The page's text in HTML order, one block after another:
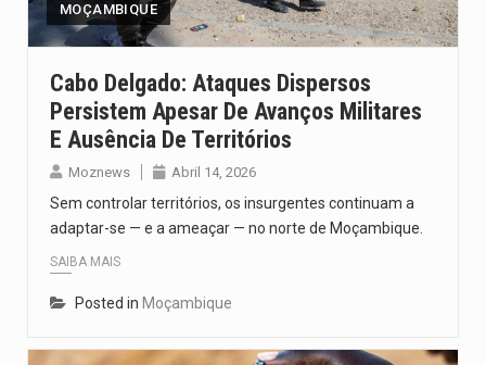
MOÇAMBIQUE
Cabo Delgado: Ataques Dispersos
Persistem Apesar De Avanços Militares
E Ausência De Territórios
Moznews Abril 14, 2026
Sem controlar territórios, os insurgentes continuam a
adaptar-se — e a ameaçar — no norte de Moçambique.
SAIBA MAIS
Posted in Moçambique